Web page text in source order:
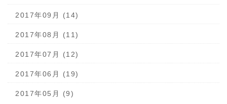
2017年09月 (14)
2017年08月 (11)
2017年07月 (12)
2017年06月 (19)
2017年05月 (9)